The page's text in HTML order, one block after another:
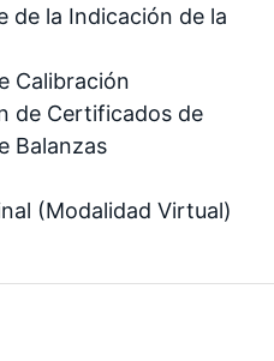
de la Indicación de la
Calibración
de Certificados de
Balanzas
(Modalidad Virtual)